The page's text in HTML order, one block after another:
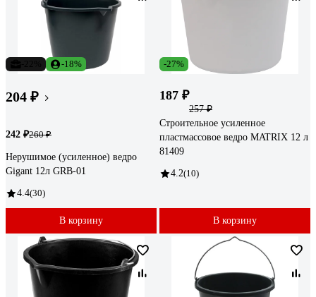
-18%
204 ₽
242 ₽260 ₽
Нерушимое (усиленное) ведро
Gigant 12л GRB-01
4.4(30)
В корзину
-27%
187 ₽
257 ₽
Строительное усиленное
пластмассовое ведро MATRIX 12 л
81409
4.2(10)
В корзину